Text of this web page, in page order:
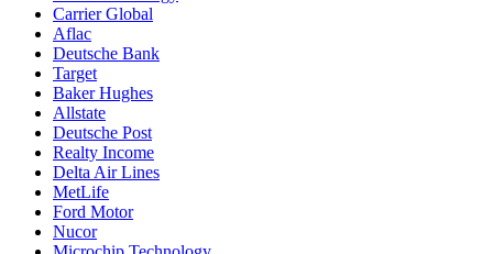
Carrier Global
Aflac
Deutsche Bank
Target
Baker Hughes
Allstate
Deutsche Post
Realty Income
Delta Air Lines
MetLife
Ford Motor
Nucor